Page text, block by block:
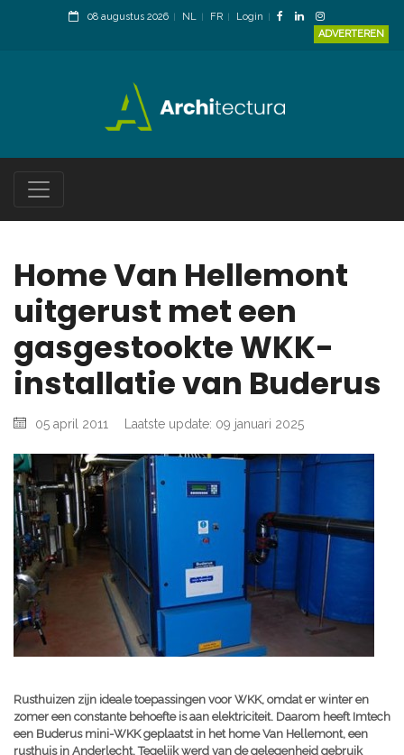
08 augustus 2026 NL FR
Login
ADVERTEREN
Home Van Hellemont
uitgerust met een
gasgestookte WKK-
installatie van Buderus
05 april 2011 Laatste update: 09 januari 2025
Rusthuizen zijn ideale toepassingen voor WKK, omdat er winter en
zomer een constante behoefte is aan elektriciteit. Daarom heeft Imtech
een Buderus mini-WKK geplaatst in het home Van Hellemont, een
rusthuis in Anderlecht. Tegelijk werd van de gelegenheid gebruik